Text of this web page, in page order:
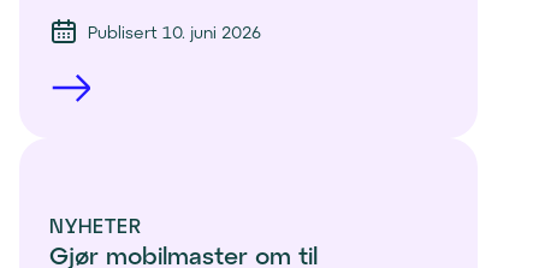
Publisert 10. juni 2026
NYHETER
Gjør mobilmaster om til